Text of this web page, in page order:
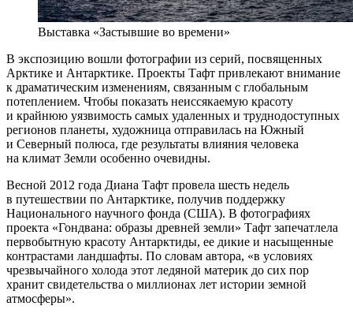
Выставка «Застывшие во времени»
В экспозицию вошли фотографии из серий, посвященных
Арктике и Антарктике. Проекты Тафт привлекают внимание
к драматическим изменениям, связанным с глобальным
потеплением. Чтобы показать неиссякаемую красоту
и крайнюю уязвимость самых удаленных и труднодоступных
регионов планеты, художница отправилась на Южный
и Северный полюса, где результаты влияния человека
на климат Земли особенно очевидны.
Весной 2012 года Диана Тафт провела шесть недель
в путешествии по Антарктике, получив поддержку
Национального научного фонда (США). В фотографиях
проекта «Гондвана: образы древней земли» Тафт запечатлела
первобытную красоту Антарктиды, ее дикие и насыщенные
контрастами ландшафты. По словам автора, «в условиях
чрезвычайного холода этот ледяной материк до сих пор
хранит свидетельства о миллионах лет истории земной
атмосферы».